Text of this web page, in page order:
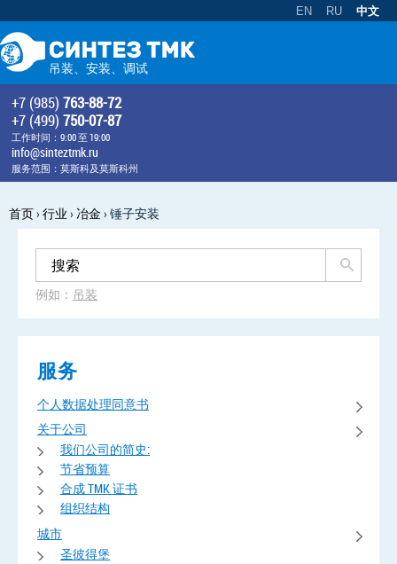
EN RU 中文
吊装、安装、调试
+7 (985) 763-88-72
+7 (499) 750-07-87
工作时间：9:00 至 19:00
info@sinteztmk.ru
服务范围：莫斯科及莫斯科州
首页› 行业 › 冶金 › 锤子安装
例如： 吊装
服务
个人数据处理同意书
关于公司
我们公司的简史:
节省预算
合成 TMK 证书
组织结构
城市
圣彼得堡